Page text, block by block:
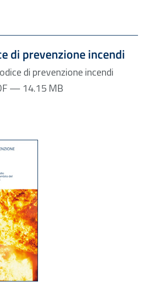
di prevenzione incendi
— Dimensione 14.15 MB
di prevenzione incendi
— 14.15 MB